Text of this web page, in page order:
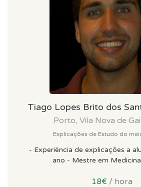
Tiago Lopes Brito dos
Porto, Vila Nova de
Explicações de Estudo do
- Experiência de explicações a
ano - Mestre em
18€ / hora